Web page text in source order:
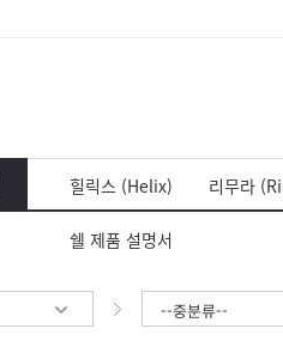
힐릭스 (Helix) 리무라
쉘 제품 설명서
--중분류--